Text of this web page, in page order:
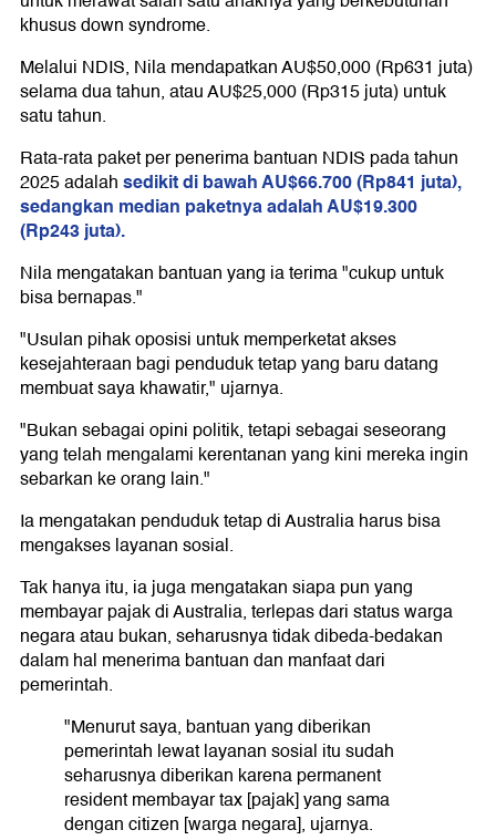
khusus down syndrome.
Melalui NDIS, Nila mendapatkan AU$50,000 (Rp631 juta)
selama dua tahun, atau AU$25,000 (Rp315 juta) untuk
satu tahun.
Rata-rata paket per penerima bantuan NDIS pada tahun
2025 adalahsedikit di bawah AU$66.700 (Rp841 juta),
sedangkan median paketnya adalah AU$19.300
(Rp243 juta).
Nila mengatakan bantuan yang ia terima "cukup untuk
bisa bernapas."
"Usulan pihak oposisi untuk memperketat akses
kesejahteraan bagi penduduk tetap yang baru datang
membuat saya khawatir," ujarnya.
"Bukan sebagai opini politik, tetapi sebagai seseorang
yang telah mengalami kerentanan yang kini mereka ingin
sebarkan ke orang lain."
Ia mengatakan penduduk tetap di Australia harus bisa
mengakses layanan sosial.
Tak hanya itu, ia juga mengatakan siapa pun yang
membayar pajak di Australia, terlepas dari status warga
negara atau bukan, seharusnya tidak dibeda-bedakan
dalam hal menerima bantuan dan manfaat dari
pemerintah.
"Menurut saya, bantuan yang diberikan
pemerintah lewat layanan sosial itu sudah
seharusnya diberikan karena permanent
resident membayar tax [pajak] yang sama
dengan citizen [warga negara], ujarnya.